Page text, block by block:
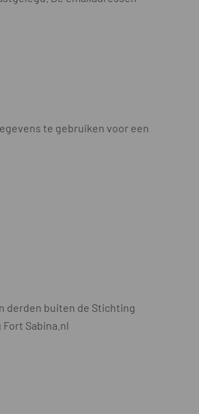
te gebruiken voor een
derden buiten de Stichting
Sabina.nl